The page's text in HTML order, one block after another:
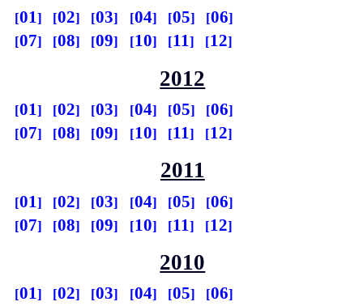
01 02 03 04 05
06
07
08 09 10 11 12
2012
01 02 03 04 05
06
07
08 09 10 11 12
2011
01 02 03 04 05
06
07
08 09 10 11 12
2010
01 02 03 04 05
06